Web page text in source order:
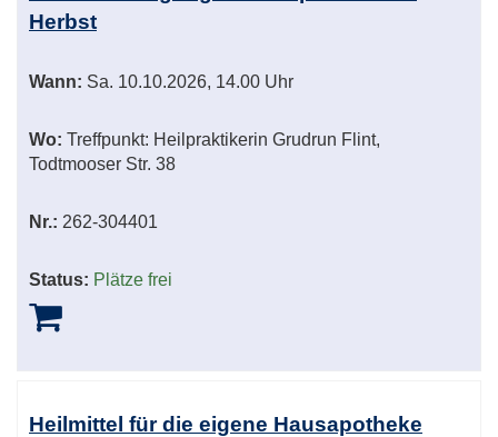
können
sortiert
Herbst
Wann: Sa. 10.10.2026, 14.00 Uhr
Wo: Treffpunkt: Heilpraktikerin Grudrun Flint,
Todtmooser Str. 38
Nr.: 262-304401
Status: Plätze frei
Heilmittel für die eigene Hausapotheke